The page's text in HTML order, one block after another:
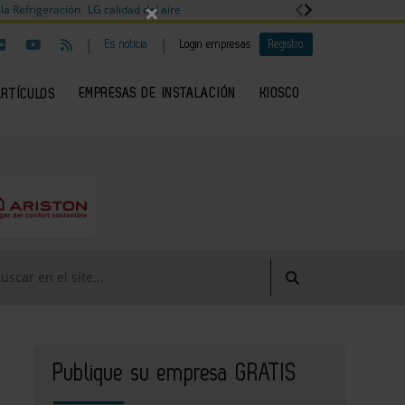
Refrigeración LG calidad del aire
| Es noticia | Login empresas Registro
EMPRESAS DE INSTALACIÓN KIOSCO
Publique su empresa GRATIS
×